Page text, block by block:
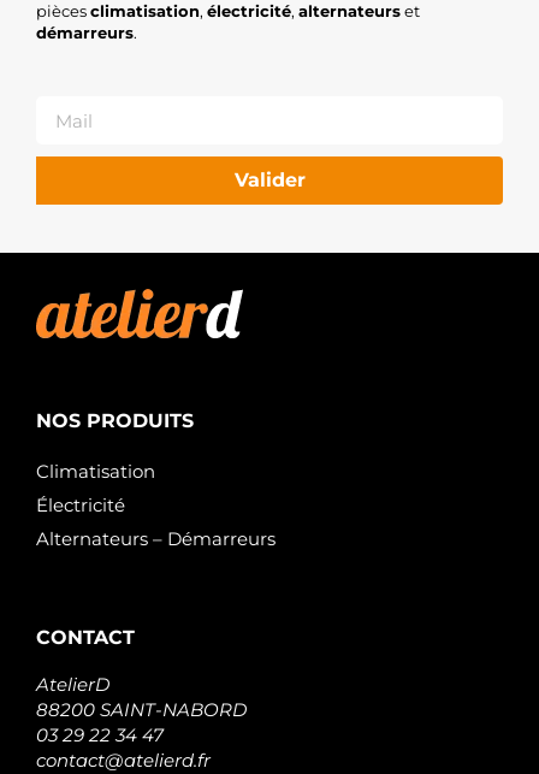
piècesclimatisation, électricité, alternateurset
démarreurs.
Valider
NOS PRODUITS
Climatisation
Électricité
Alternateurs – Démarreurs
CONTACT
AtelierD
88200 SAINT-NABORD
03 29 22 34 47
contact@atelierd.fr